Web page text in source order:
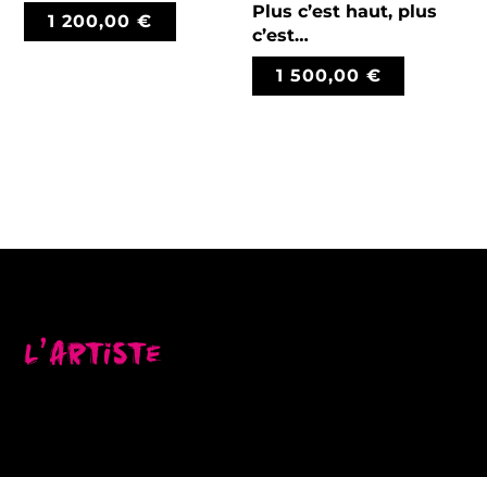
1 200,00€
Plus c’est haut, plus
c’est…
1 500,00 €
L’artiste